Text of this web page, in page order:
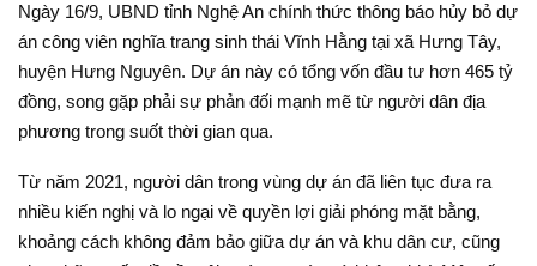
Ngày 16/9, UBND tỉnh Nghệ An chính thức thông báo hủy bỏ dự
án công viên nghĩa trang sinh thái Vĩnh Hằng tại xã Hưng Tây,
huyện Hưng Nguyên. Dự án này có tổng vốn đầu tư hơn 465 tỷ
đồng, song gặp phải sự phản đối mạnh mẽ từ người dân địa
phương trong suốt thời gian qua.
Từ năm 2021, người dân trong vùng dự án đã liên tục đưa ra
nhiều kiến nghị và lo ngại về quyền lợi giải phóng mặt bằng,
khoảng cách không đảm bảo giữa dự án và khu dân cư, cũng